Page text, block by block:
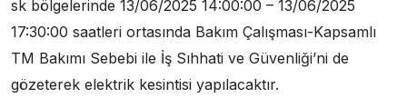
sk bölgelerinde 13/06/2025 14:00:00 – 13/06/2025
17:30:00 saatleri ortasında Bakım Çalışması-Kapsamlı
TM Bakımı Sebebi ile İş Sıhhati ve Güvenliği’ni de
gözeterek elektrik kesintisi yapılacaktır.